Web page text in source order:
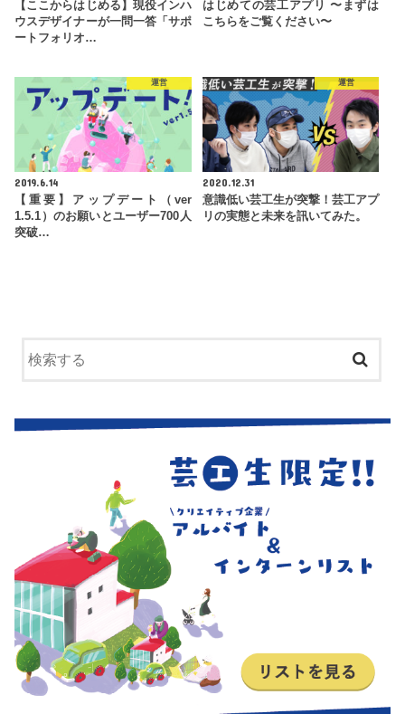
【ここからはじめる】現役インハ
ウスデザイナーが一問一答「サポ
ートフォリオ…
はじめての芸工アプリ 〜まずは
こちらをご覧ください〜
運営
2019.6.14
【重要】アップデート（ver
1.5.1）のお願いとユーザー700人
突破…
運営
2020.12.31
意識低い芸工生が突撃！芸工アプ
リの実態と未来を訊いてみた。